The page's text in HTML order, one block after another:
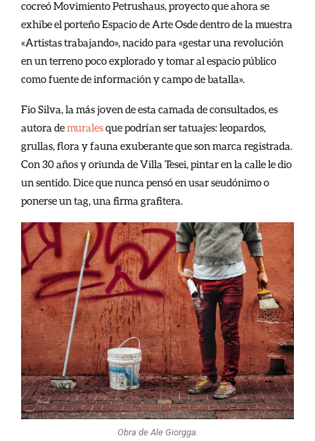
cocreó Movimiento Petrushaus, proyecto que ahora se
exhibe el porteño Espacio de Arte Osde dentro de la muestra
«Artistas trabajando», nacido para «gestar una revolución
en un terreno poco explorado y tomar al espacio público
como fuente de información y campo de batalla».
Fio Silva, la más joven de esta camada de consultados, es
autora demuralesque podrían ser tatuajes: leopardos,
grullas, flora y fauna exuberante que son marca registrada.
Con 30 años y oriunda de Villa Tesei, pintar en la calle le dio
un sentido. Dice que nunca pensó en usar seudónimo o
ponerse un tag, una firma grafitera.
Obra de Ale Giorgga.